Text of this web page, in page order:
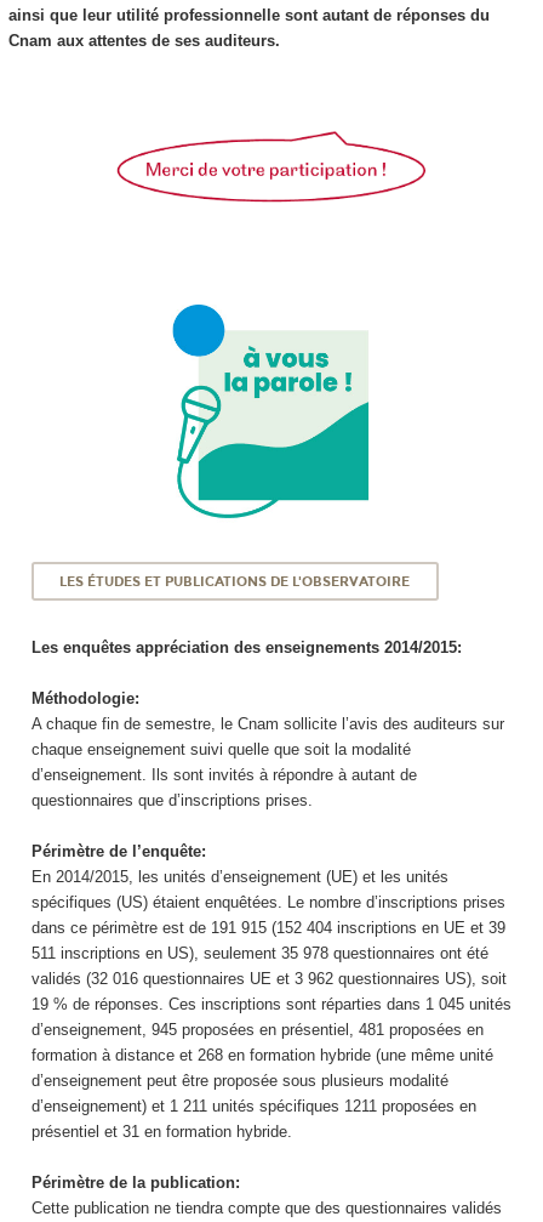
ainsi que leur utilité professionnelle sont autant de réponses du
Cnam aux attentes de ses auditeurs.
LES ÉTUDES ET PUBLICATIONS DE L'OBSERVATOIRE
Les enquêtes appréciation des enseignements 2014/2015:
Méthodologie:
A chaque fin de semestre, le Cnam sollicite l’avis des auditeurs sur
chaque enseignement suivi quelle que soit la modalité
d’enseignement. Ils sont invités à répondre à autant de
questionnaires que d’inscriptions prises.
Périmètre de l’enquête:
En 2014/2015, les unités d’enseignement (UE) et les unités
spécifiques (US) étaient enquêtées. Le nombre d’inscriptions prises
dans ce périmètre est de 191 915 (152 404 inscriptions en UE et 39
511 inscriptions en US), seulement 35 978 questionnaires ont été
validés (32 016 questionnaires UE et 3 962 questionnaires US), soit
19 % de réponses. Ces inscriptions sont réparties dans 1 045 unités
d’enseignement, 945 proposées en présentiel, 481 proposées en
formation à distance et 268 en formation hybride (une même unité
d’enseignement peut être proposée sous plusieurs modalité
d’enseignement) et 1 211 unités spécifiques 1211 proposées en
présentiel et 31 en formation hybride.
Périmètre de la publication:
Cette publication ne tiendra compte que des questionnaires validés